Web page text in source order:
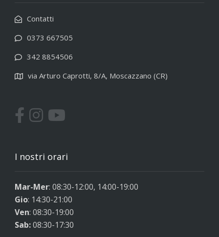
Contatti
0373 667505
342 8854506
via Arturo Caprotti, 8/A, Moscazzano (CR)
I nostri orari
Mar-Mer: 08:30-12:00, 14:00-19:00
Gio: 14:30-21:00
Ven: 08:30-19:00
Sab:08:30-17:30